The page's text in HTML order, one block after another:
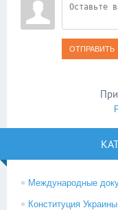
ОТПРАВИТЬ
Международные
Конституция